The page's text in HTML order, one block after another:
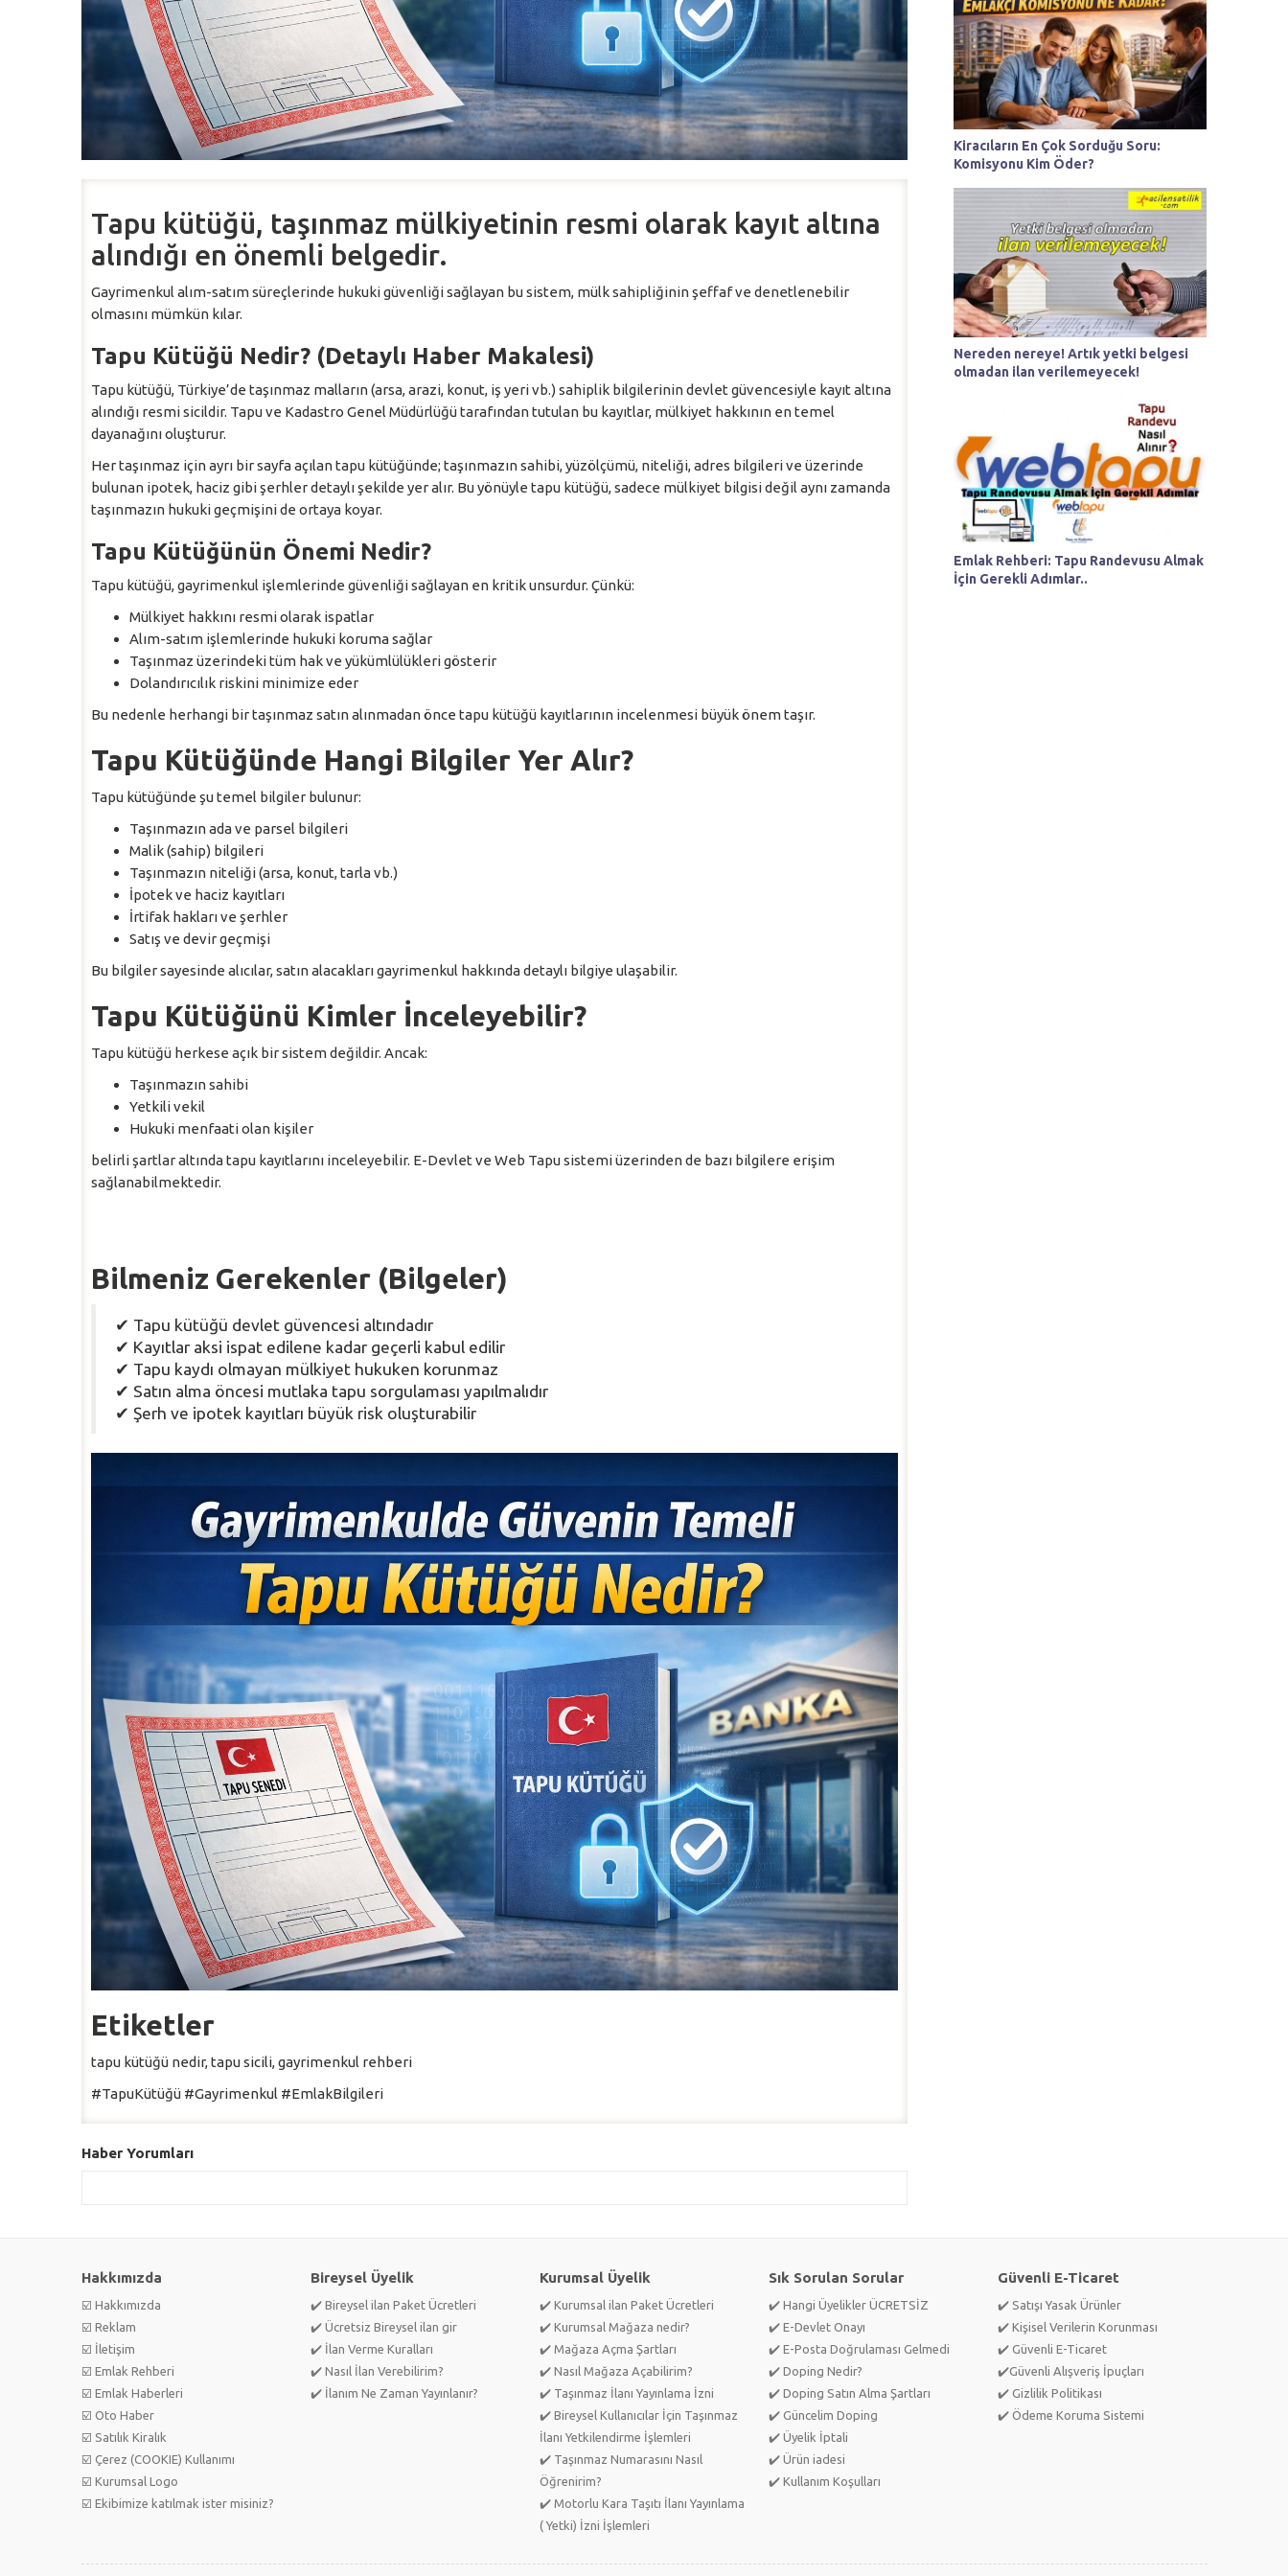
Tapu kütüğü, taşınmaz mülkiyetinin resmi olarak kayıt altına
alındığı en önemli belgedir.
Gayrimenkul alım-satım süreçlerinde hukuki güvenliği sağlayan bu sistem, mülk sahipliğinin şeffaf ve denetlenebilir
olmasını mümkün kılar.
Tapu Kütüğü Nedir? (Detaylı Haber Makalesi)
Tapu kütüğü, Türkiye’de taşınmaz malların (arsa, arazi, konut, iş yeri vb.) sahiplik bilgilerinin devlet güvencesiyle kayıt altına
alındığı resmi sicildir. Tapu ve Kadastro Genel Müdürlüğü tarafından tutulan bu kayıtlar, mülkiyet hakkının en temel
dayanağını oluşturur.
Her taşınmaz için ayrı bir sayfa açılan tapu kütüğünde; taşınmazın sahibi, yüzölçümü, niteliği, adres bilgileri ve üzerinde
bulunan ipotek, haciz gibi şerhler detaylı şekilde yer alır. Bu yönüyle tapu kütüğü, sadece mülkiyet bilgisi değil aynı zamanda
taşınmazın hukuki geçmişini de ortaya koyar.
Tapu Kütüğünün Önemi Nedir?
Tapu kütüğü, gayrimenkul işlemlerinde güvenliği sağlayan en kritik unsurdur. Çünkü:
Mülkiyet hakkını resmi olarak ispatlar
Alım-satım işlemlerinde hukuki koruma sağlar
Taşınmaz üzerindeki tüm hak ve yükümlülükleri gösterir
Dolandırıcılık riskini minimize eder
Bu nedenle herhangi bir taşınmaz satın alınmadan önce tapu kütüğü kayıtlarının incelenmesi büyük önem taşır.
Tapu Kütüğünde Hangi Bilgiler Yer Alır?
Tapu kütüğünde şu temel bilgiler bulunur:
Taşınmazın ada ve parsel bilgileri
Malik (sahip) bilgileri
Taşınmazın niteliği (arsa, konut, tarla vb.)
İpotek ve haciz kayıtları
İrtifak hakları ve şerhler
Satış ve devir geçmişi
Bu bilgiler sayesinde alıcılar, satın alacakları gayrimenkul hakkında detaylı bilgiye ulaşabilir.
Tapu Kütüğünü Kimler İnceleyebilir?
Tapu kütüğü herkese açık bir sistem değildir. Ancak:
Taşınmazın sahibi
Yetkili vekil
Hukuki menfaati olan kişiler
belirli şartlar altında tapu kayıtlarını inceleyebilir. E-Devlet ve Web Tapu sistemi üzerinden de bazı bilgilere erişim
sağlanabilmektedir.
Bilmeniz Gerekenler (Bilgeler)
✔ Tapu kütüğü devlet güvencesi altındadır
✔ Kayıtlar aksi ispat edilene kadar geçerli kabul edilir
✔ Tapu kaydı olmayan mülkiyet hukuken korunmaz
✔ Satın alma öncesi mutlaka tapu sorgulaması yapılmalıdır
✔ Şerh ve ipotek kayıtları büyük risk oluşturabilir
Etiketler
tapu kütüğü nedir, tapu sicili, gayrimenkul rehberi
#TapuKütüğü #Gayrimenkul #EmlakBilgileri
Haber Yorumları
Kiracıların En Çok Sorduğu Soru:
Komisyonu Kim Öder?
Nereden nereye! Artık yetki belgesi
olmadan ilan verilemeyecek!
Emlak Rehberi: Tapu Randevusu Almak
İçin Gerekli Adımlar..
Hakkımızda
☑️ Hakkımızda
☑️ Reklam
☑️ İletişim
☑️ Emlak Rehberi
☑️ Emlak Haberleri
☑️ Oto Haber
☑️ Satılık Kiralık
☑️ Çerez (COOKIE) Kullanımı
☑️ Kurumsal Logo
☑️ Ekibimize katılmak ister misiniz?
Bireysel Üyelik
✔️ Bireysel ilan Paket Ücretleri
✔️ Ücretsiz Bireysel ilan gir
✔️ İlan Verme Kuralları
✔️ Nasıl İlan Verebilirim?
✔️ İlanım Ne Zaman Yayınlanır?
Kurumsal Üyelik
✔️ Kurumsal ilan Paket Ücretleri
✔️ Kurumsal Mağaza nedir?
✔️ Mağaza Açma Şartları
✔️ Nasıl Mağaza Açabilirim?
✔️ Taşınmaz İlanı Yayınlama İzni
✔️ Bireysel Kullanıcılar İçin Taşınmaz
İlanı Yetkilendirme İşlemleri
✔️ Taşınmaz Numarasını Nasıl
Öğrenirim?
✔️ Motorlu Kara Taşıtı İlanı Yayınlama
( Yetki) İzni İşlemleri
Sık Sorulan Sorular
✔️ Hangi Üyelikler ÜCRETSİZ
✔️ E-Devlet Onayı
✔️ E-Posta Doğrulaması Gelmedi
✔️ Doping Nedir?
✔️ Doping Satın Alma Şartları
✔️ Güncelim Doping
✔️ Üyelik İptali
✔️ Ürün iadesi
✔️ Kullanım Koşulları
Güvenli E-Ticaret
✔️ Satışı Yasak Ürünler
✔️ Kişisel Verilerin Korunması
✔️ Güvenli E-Ticaret
✔️Güvenli Alışveriş İpuçları
✔️ Gizlilik Politikası
✔️ Ödeme Koruma Sistemi